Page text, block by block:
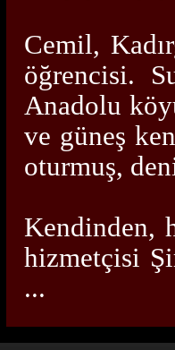
Cemil,
öğrencisi.
Anadolu
ve güneş
oturmuş,
Kendinden,
hizmetçisi
...